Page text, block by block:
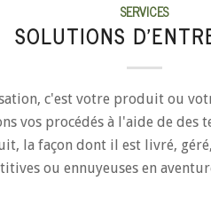
SERVICES
SOLUTIONS
c'est votre produit ou
vos procédés à l'aide de
la façon dont il est livré,
ou ennuyeuses en